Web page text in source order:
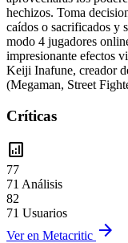
hechizos. Toma
caídos o sacrificados y
modo 4 jugadores
impresionante efectos
Keiji Inafune, creador
(Megaman, Street
Críticas
analytics
77
71 Análisis
82
71 Usuarios
Ver en Metacritic arrow_forward